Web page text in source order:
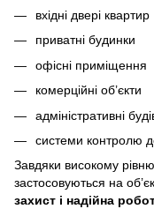
вхідні двері квартир
приватні будинки
офісні приміщення
комерційні об’єкти
адміністративні
системи контролю
Завдяки високому
застосовуються на
захист і надійна